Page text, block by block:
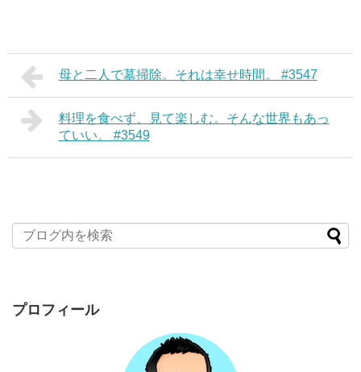
母と二人で墓掃除。それは幸せ時間。 #3547
料理を食べず、見て楽しむ。そんな世界もあっ
ていい。 #3549
プロフィール